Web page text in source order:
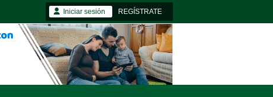
Iniciar sesión REGÍSTRATE